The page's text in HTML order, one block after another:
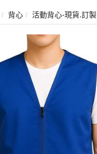
背心 活動背心-現貨.訂製